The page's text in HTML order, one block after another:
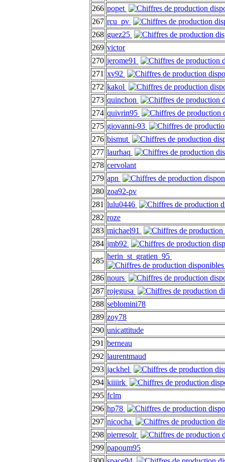
266 popet
267 rcu_pv
268 guez25
269 victor
270 jerome91
271 xv92
272 kakol
273 quinchon
274 quivrin95
275 giovanni-93
276 bismut
277 laurhaq
278 cervolant
279 apn
280 zoa92-pv
281 lulu0446
282 roze
283 michael91
284 jmb92
285
herin_st_gratien_95
286 nours
287 rojegusa
288 seblomini78
289 zoy78
290 unicattitude
291 berneau
292 laurentmaud
293 jackhel
294 kiiiirk
295 fclm
296 hp78
297 nicocha
298 pierresolr
299 papoum95